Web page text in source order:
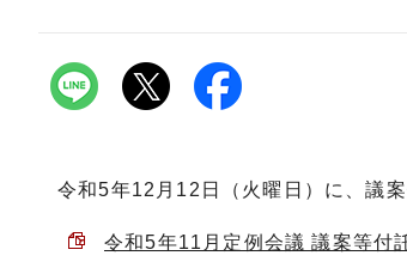
令和5年12月12日（火曜日）に、議
令和5年11月定例会議 議案等付